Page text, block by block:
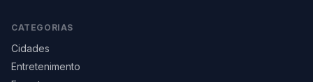
CATEGORIAS
Cidades
Entretenimento